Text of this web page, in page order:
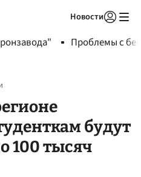
Новости
Проблемы с
будут
100 тысяч